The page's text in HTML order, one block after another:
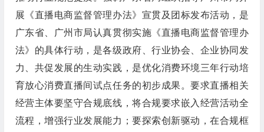
展《直播电商监督管理办法》宣贯及团标发布活动，是
广东省、广州市局认真贯彻实施《直播电商监督管理办
法》的具体行动，是各级政府、行业协会、企业协同发
力、共促发展的生动实践，是优化消费环境三年行动培
育放心消费直播间试点任务的初步成果。要求直播相关
经营主体要坚守合规底线，将合规要求嵌入经营活动全
流程，增强行业发展能力；要探索创新驱动，在合规框